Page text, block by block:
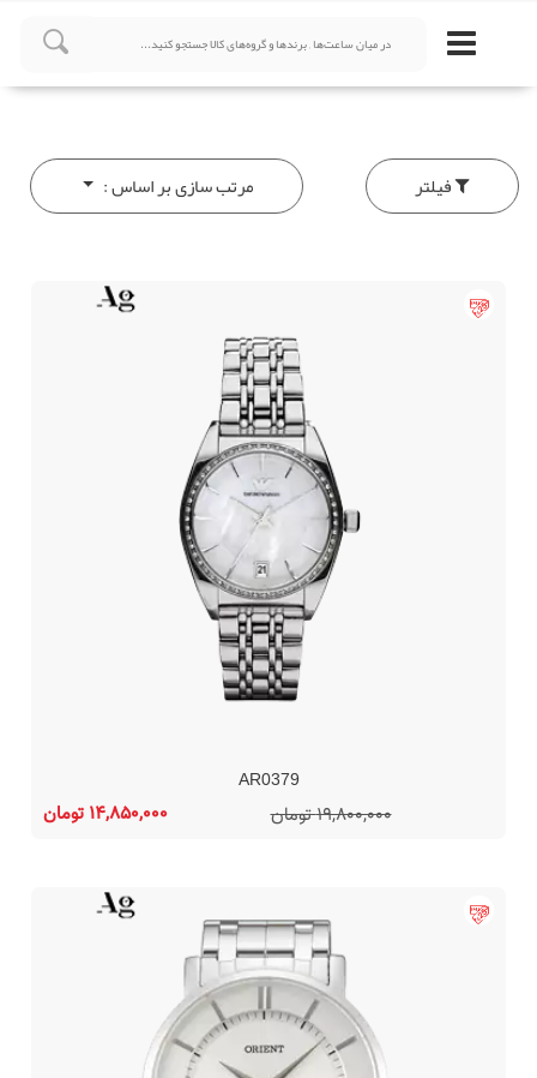
فیلتر مرتب سازی بر اساس :
AR0379
14,850,000 تومان 19,800,000 تومان